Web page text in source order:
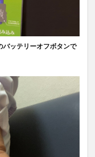
バッテリーオフボタンで